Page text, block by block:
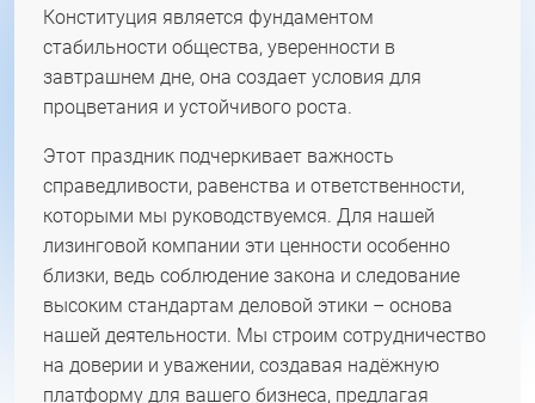
Конституция является фундаментом
стабильности общества, уверенности в
завтрашнем дне, она создает условия для
процветания и устойчивого роста.
Этот праздник подчеркивает важность
справедливости, равенства и ответственности,
которыми мы руководствуемся. Для нашей
лизинговой компании эти ценности особенно
близки, ведь соблюдение закона и следование
высоким стандартам деловой этики – основа
нашей деятельности. Мы строим сотрудничество
на доверии и уважении, создавая надёжную
платформу для вашего бизнеса, предлагая